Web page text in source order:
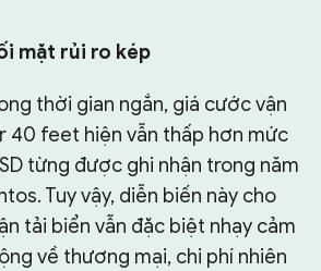
mặt rủi ro kép
thời gian ngắn, giá cước vận
40 feet hiện vẫn thấp hơn mức
từng được ghi nhận trong năm
Tuy vậy, diễn biến này cho
tải biển vẫn đặc biệt nhạy cảm
về thương mại, chi phí nhiên